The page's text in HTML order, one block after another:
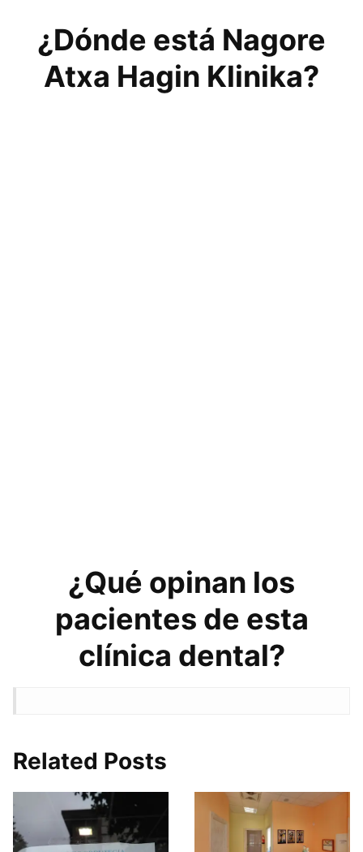
¿Dónde está Nagore
Atxa Hagin Klinika?
¿Qué opinan los
pacientes de esta
clínica dental?
Related Posts